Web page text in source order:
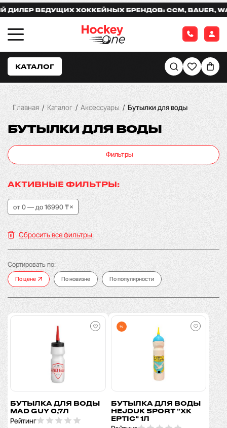
ВЕДУЩИХ ХОККЕЙНЫХ БРЕНДОВ: CCM, BAUER,
КАТАЛОГ
Главная / Каталог / Аксессуары / Бутылки для воды
БУТЫЛКИ ДЛЯ ВОДЫ
Фильтры
АКТИВНЫЕ ФИЛЬТРЫ:
от 0 — до 16990 ₸
Сбросить все фильтры
Сортировать по:
По цене По новизне По популярности
БУТЫЛКА ДЛЯ ВОДЫ
MAD GUY 0,7Л
Рейтинг
%
БУТЫЛКА ДЛЯ ВОДЫ
HEJDUK SPORT "ХК
ЕРТIС" 1Л